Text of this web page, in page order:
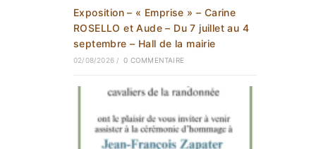
Exposition – « Emprise » – Carine
ROSELLO et Aude – Du 7 juillet au 4
septembre – Hall de la mairie
02/08/2026 / 0 COMMENTAIRE